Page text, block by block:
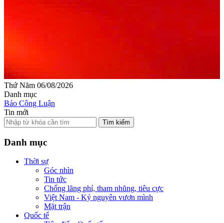
Thứ Năm 06/08/2026
Danh mục
Báo Công Luận
Tin mới
Tìm kiếm
Danh mục
Thời sự
Góc nhìn
Tin tức
Chống lãng phí, tham nhũng, tiêu cực
Việt Nam - Kỷ nguyên vươn mình
Mặt trận
Quốc tế